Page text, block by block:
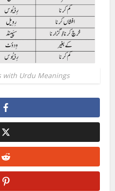
with Urdu Meanings